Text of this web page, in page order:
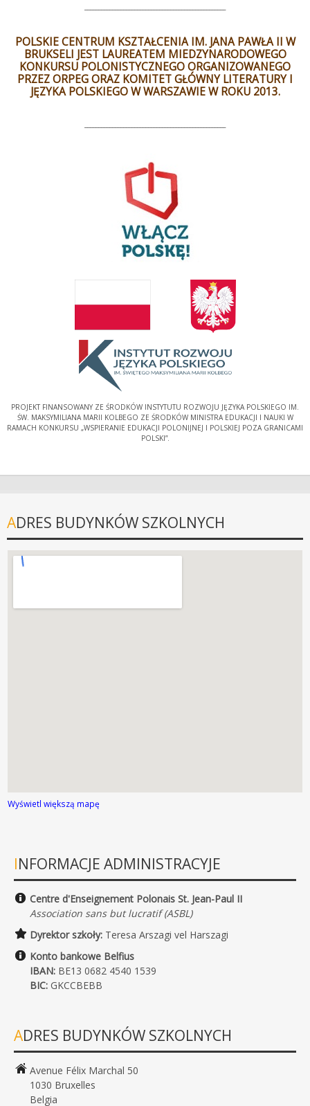
POLSKIE CENTRUM KSZTAŁCENIA IM. JANA PAWŁA II W
BRUKSELI JEST LAUREATEM MIEDZYNARODOWEGO
KONKURSU POLONISTYCZNEGO ORGANIZOWANEGO
PRZEZ ORPEG ORAZ KOMITET GŁÓWNY LITERATURY I
JĘZYKA POLSKIEGO W WARSZAWIE W ROKU 2013.
PROJEKT FINANSOWANY ZE ŚRODKÓW INSTYTUTU ROZWOJU JĘZYKA POLSKIEGO IM.
ŚW. MAKSYMILIANA MARII KOLBEGO ZE ŚRODKÓW MINISTRA EDUKACJI I NAUKI W
RAMACH KONKURSU „WSPIERANIE EDUKACJI POLONIJNEJ I POLSKIEJ POZA GRANICAMI
POLSKI”.
ADRES BUDYNKÓW SZKOLNYCH
Wyświetl większą mapę
INFORMACJE ADMINISTRACYJE
Centre d'Enseignement Polonais St. Jean-Paul II
Association sans but lucratif (ASBL)
Dyrektor szkoły: Teresa Arszagi vel Harszagi
Konto bankowe Belfius
IBAN: BE13 0682 4540 1539
BIC: GKCCBEBB
ADRES BUDYNKÓW SZKOLNYCH
Avenue Félix Marchal 50
1030 Bruxelles
Belgia